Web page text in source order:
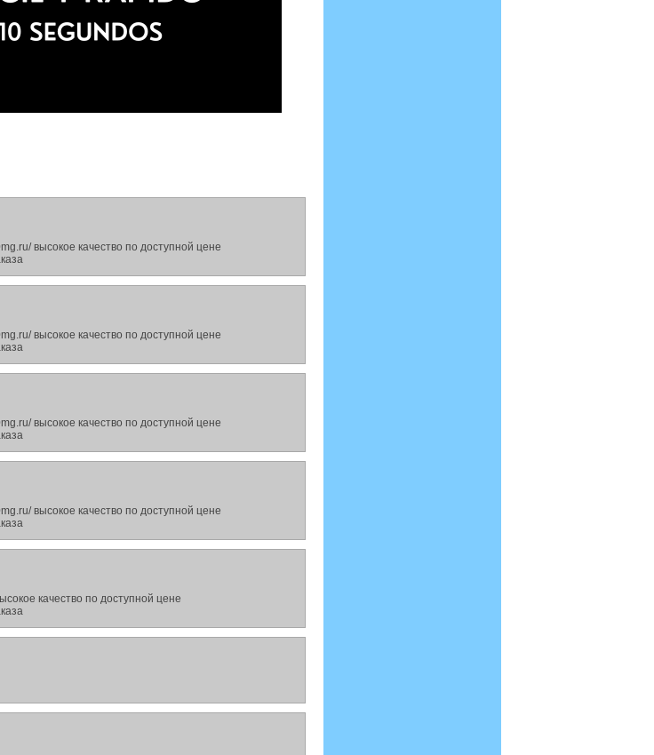
высокое качество по доступной цене
высокое качество по доступной цене
высокое качество по доступной цене
высокое качество по доступной цене
качество по доступной цене